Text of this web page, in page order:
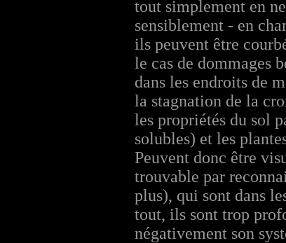
tout simplement en
sensiblement - en
ils peuvent être
le cas de dommages
dans les endroits de
la stagnation de la
les propriétés du sol
solubles) et les
Peuvent donc être
trouvable par
plus), qui sont dans
tout, ils sont trop
négativement son